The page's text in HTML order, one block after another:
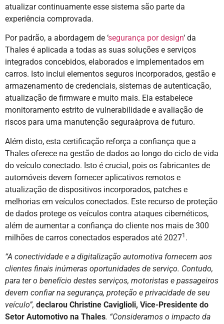
atualizar continuamente esse sistema são parte da
experiência comprovada.
Por padrão, a abordagem de ‘segurança por design‘ da
Thales é aplicada a todas as suas soluções e serviços
integrados concebidos, elaborados e implementados em
carros. Isto inclui elementos seguros incorporados, gestão e
armazenamento de credenciais, sistemas de autenticação,
atualização de firmware e muito mais. Ela estabelece
monitoramento estrito de vulnerabilidade e avaliação de
riscos para uma manutenção seguraàprova de futuro.
Além disto, esta certificação reforça a confiança que a
Thales oferece na gestão de dados ao longo do ciclo de vida
do veículo conectado. Isto é crucial, pois os fabricantes de
automóveis devem fornecer aplicativos remotos e
atualização de dispositivos incorporados, patches e
melhorias em veículos conectados. Este recurso de proteção
de dados protege os veículos contra ataques cibernéticos,
além de aumentar a confiança do cliente nos mais de 300
milhões de carros conectados esperados até 20271 .
“A conectividade e a digitalização automotiva fornecem aos
clientes finais inúmeras oportunidades de serviço. Contudo,
para ter o benefício destes serviços, motoristas e passageiros
devem confiar na segurança, proteção e privacidade de seu
veículo”, declarou Christine Caviglioli, Vice-Presidente do
Setor Automotivo na Thales. “Consideramos o impacto da